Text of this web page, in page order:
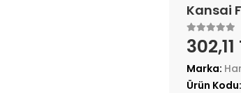
Kansai
302,11
Marka:
Ürün Kodu: